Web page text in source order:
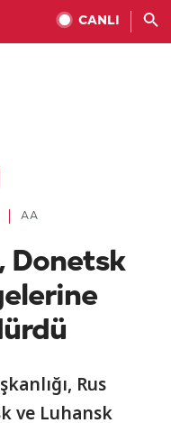
CANLI
AA
Donetsk
Rus
ve Luhansk